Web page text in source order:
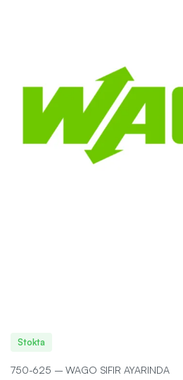
Stokta
750-625 – WAGO SIFIR AYARINDA